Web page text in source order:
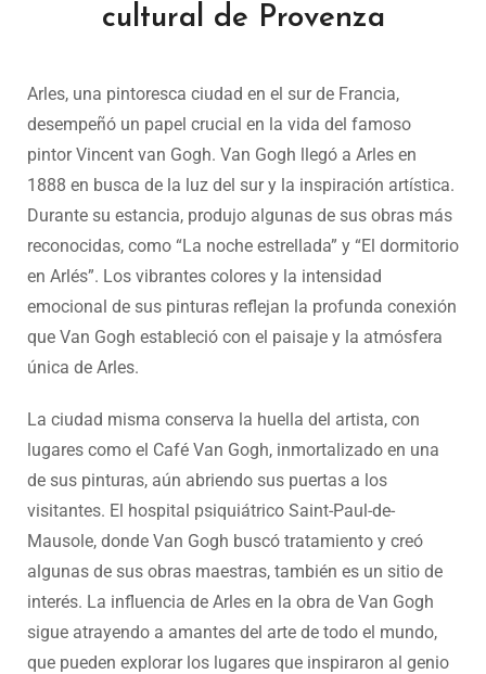
cultural de Provenza
Arles, una pintoresca ciudad en el sur de Francia,
desempeñó un papel crucial en la vida del famoso
pintor Vincent van Gogh. Van Gogh llegó a Arles en
1888 en busca de la luz del sur y la inspiración artística.
Durante su estancia, produjo algunas de sus obras más
reconocidas, como “La noche estrellada” y “El dormitorio
en Arlés”. Los vibrantes colores y la intensidad
emocional de sus pinturas reflejan la profunda conexión
que Van Gogh estableció con el paisaje y la atmósfera
única de Arles.
La ciudad misma conserva la huella del artista, con
lugares como el Café Van Gogh, inmortalizado en una
de sus pinturas, aún abriendo sus puertas a los
visitantes. El hospital psiquiátrico Saint-Paul-de-
Mausole, donde Van Gogh buscó tratamiento y creó
algunas de sus obras maestras, también es un sitio de
interés. La influencia de Arles en la obra de Van Gogh
sigue atrayendo a amantes del arte de todo el mundo,
que pueden explorar los lugares que inspiraron al genio